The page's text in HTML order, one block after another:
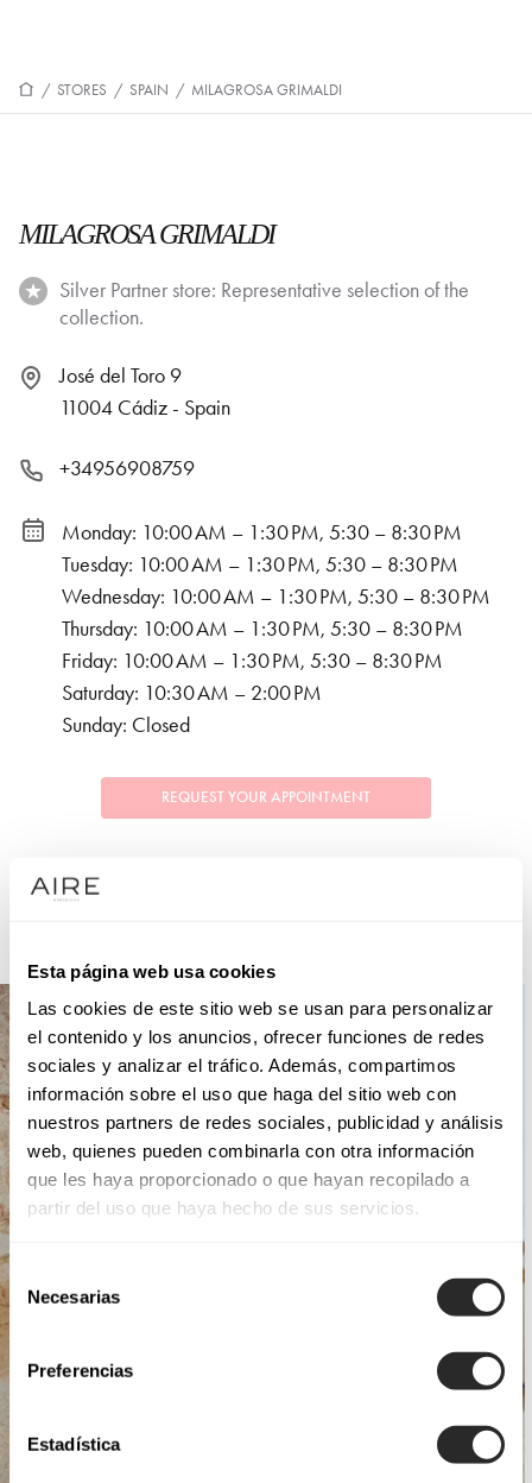
Esta página web usa cookies
Las cookies de este sitio web se usan para personalizar
el contenido y los anuncios, ofrecer funciones de redes
sociales y analizar el tráfico. Además, compartimos
información sobre el uso que haga del sitio web con
nuestros partners de redes sociales, publicidad y análisis
web, quienes pueden combinarla con otra información
que les haya proporcionado o que hayan recopilado a
partir del uso que haya hecho de sus servicios.
Selección
de
consentimiento
Necesarias
Preferencias
Estadística
/ STORES / SPAIN / MILAGROSA GRIMALDI
MILAGROSA GRIMALDI
Silver Partner store: Representative selection of the
collection.
José del Toro 9
11004 Cádiz - Spain
+34956908759
Monday: 10:00 AM – 1:30 PM, 5:30 – 8:30 PM
Tuesday: 10:00 AM – 1:30 PM, 5:30 – 8:30 PM
Wednesday: 10:00 AM – 1:30 PM, 5:30 – 8:30 PM
Thursday: 10:00 AM – 1:30 PM, 5:30 – 8:30 PM
Friday: 10:00 AM – 1:30 PM, 5:30 – 8:30 PM
Saturday: 10:30 AM – 2:00 PM
Sunday: Closed
REQUEST YOUR APPOINTMENT
COLLECTIONS